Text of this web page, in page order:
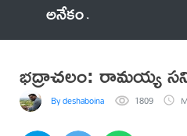
అనేకం
భద్రాచలం: రామయ్య
By deshaboina 1809